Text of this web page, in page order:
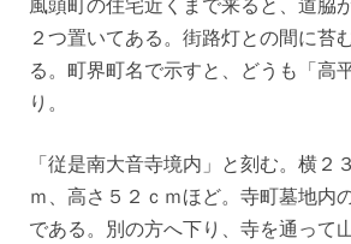
２つ置いてある。街路灯との間に苔
る。町界町名で示すと、どうも「高
り。
「従是南大音寺境内」と刻む。横２
ｍ、高さ５２ｃｍほど。寺町墓地内
である。別の方へ下り、寺を通って